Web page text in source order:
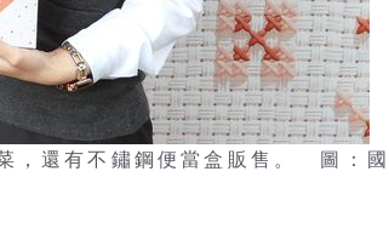
，還有不鏽鋼便當盒販售。 圖：國